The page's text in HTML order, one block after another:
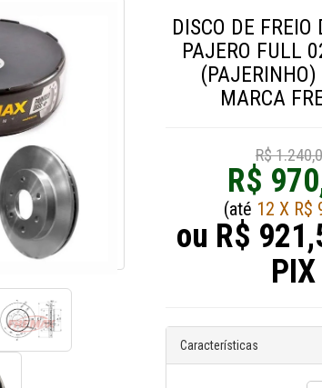
DISCO DE FREIO
PAJERO FULL
MARCA
R$
R$
(até 12 X R$
ou R$
PIX
Características